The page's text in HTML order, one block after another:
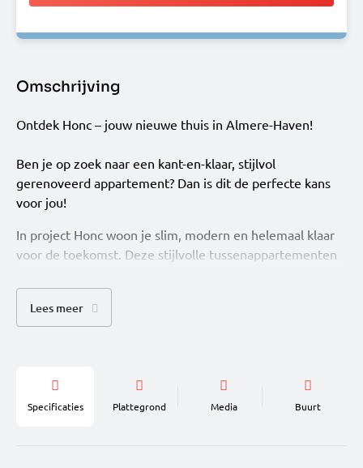
Omschrijving
Ontdek Honc – jouw nieuwe thuis in Almere-Haven!
Ben je op zoek naar een kant-en-klaar, stijlvol
gerenoveerd appartement? Dan is dit de perfecte kans
voor jou!
In project Honc woon je slim, modern en helemaal klaar
voor de toekomst. Deze stijlvolle tussenappartementen
professionals en iedereen die houdt van comfortabel
wonen zonder gedoe. Alles is al voor je geregeld: van
keuken en sanitair tot vloer-, wand- en plafondafwerking.
met gezamenlijke buitenruimte en gedeelde
fietsenstalling.
Lees meer
Specificaties Plattegrond Media Buurt